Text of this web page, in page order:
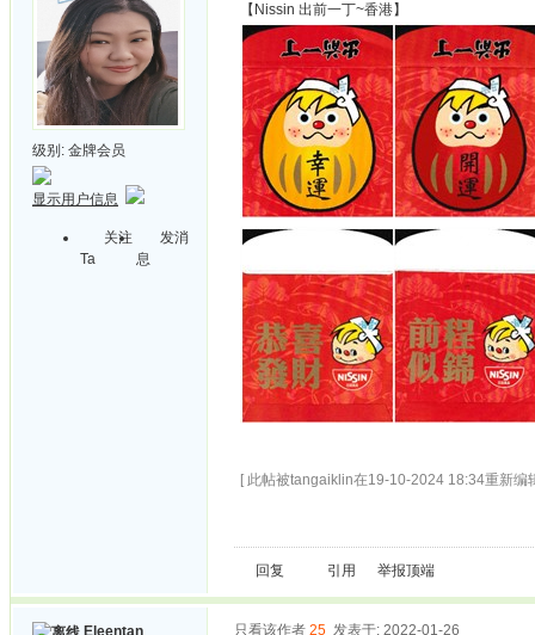
级别: 金牌会员
显示用户信息
关注
Ta
发消
息
【Nissin 出前一丁~香港】
[ 此帖被tangaiklin在19-10-2024 18:34重新编
回复 引用 举报顶端
Eleentan 只看该作者 25 发表于: 2022-01-26